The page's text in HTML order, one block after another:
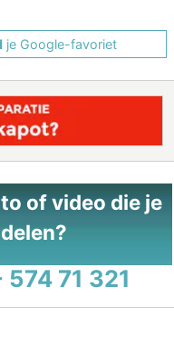
je Google-favoriet
of video die je
71 321